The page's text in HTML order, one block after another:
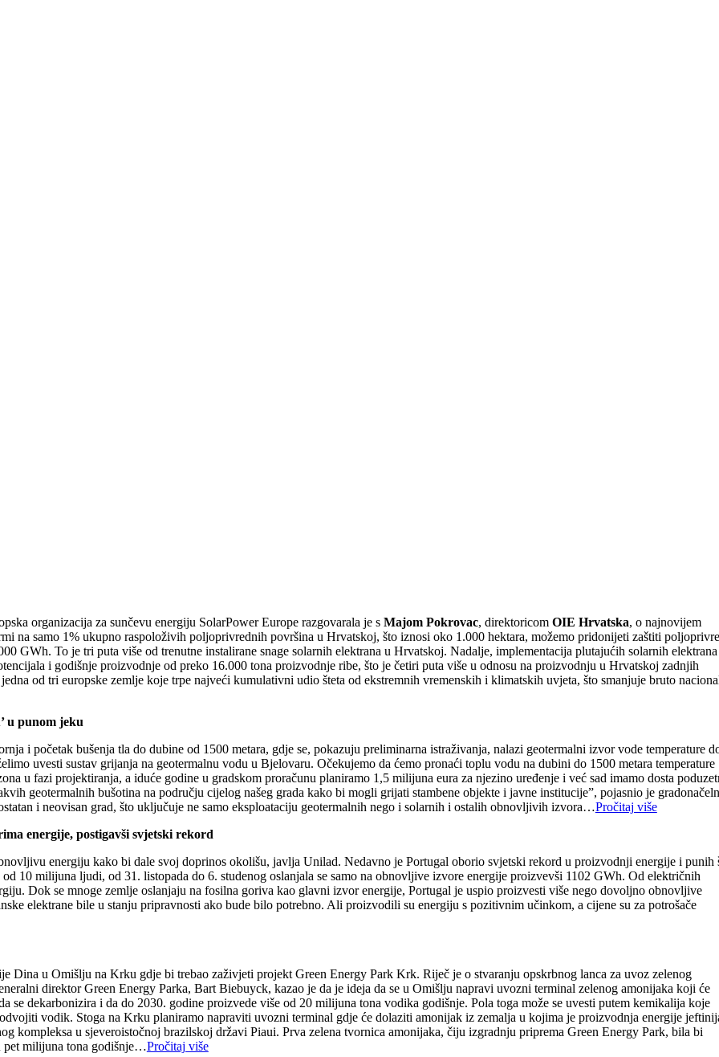
organizacija za sunčevu energiju SolarPower Europe razgovarala je s Majom Pokrovac, direktoricom OIE Hrvatska, o najnovijem
na samo 1% ukupno raspoloživih poljoprivrednih površina u Hrvatskoj, što iznosi oko 1.000 hektara, možemo pridonijeti zaštiti
GWh. To je tri puta više od trenutne instalirane snage solarnih elektrana u Hrvatskoj. Nadalje, implementacija plutajućih solarnih
i godišnje proizvodnje od preko 16.000 tona proizvodnje ribe, što je četiri puta više u odnosu na proizvodnju u Hrvatskoj zadnjih
od tri europske zemlje koje trpe najveći kumulativni udio šteta od ekstremnih vremenskih i klimatskih uvjeta, što smanjuje bruto
u punom jeku
i početak bušenja tla do dubine od 1500 metara, gdje se, pokazuju preliminarna istraživanja, nalazi geotermalni izvor vode temperature
uvesti sustav grijanja na geotermalnu vodu u Bjelovaru. Očekujemo da ćemo pronaći toplu vodu na dubini do 1500 metara temperature
u fazi projektiranja, a iduće godine u gradskom proračunu planiramo 1,5 milijuna eura za njezino uređenje i već sad imamo dosta
geotermalnih bušotina na području cijelog našeg grada kako bi mogli grijati stambene objekte i javne institucije”, pojasnio je
i neovisan grad, što uključuje ne samo eksploataciju geotermalnih nego i solarnih i ostalih obnovljivih izvora…Pročitaj više
energije, postigavši svjetski rekord
energiju kako bi dale svoj doprinos okolišu, javlja Unilad. Nedavno je Portugal oborio svjetski rekord u proizvodnji energije i punih
10 milijuna ljudi, od 31. listopada do 6. studenog oslanjala se samo na obnovljive izvore energije proizvevši 1102 GWh. Od električnih
Dok se mnoge zemlje oslanjaju na fosilna goriva kao glavni izvor energije, Portugal je uspio proizvesti više nego dovoljno obnovljive
elektrane bile u stanju pripravnosti ako bude bilo potrebno. Ali proizvodili su energiju s pozitivnim učinkom, a cijene su za potrošače
Dina u Omišlju na Krku gdje bi trebao zaživjeti projekt Green Energy Park Krk. Riječ je o stvaranju opskrbnog lanca za uvoz zelenog
direktor Green Energy Parka, Bart Biebuyck, kazao je da je ideja da se u Omišlju napravi uvozni terminal zelenog amonijaka koji će
dekarbonizira i da do 2030. godine proizvede više od 20 milijuna tona vodika godišnje. Pola toga može se uvesti putem kemikalija koje
vodik. Stoga na Krku planiramo napraviti uvozni terminal gdje će dolaziti amonijak iz zemalja u kojima je proizvodnja energije
kompleksa u sjeveroistočnoj brazilskoj državi Piaui. Prva zelena tvornica amonijaka, čiju izgradnju priprema Green Energy Park, bila bi
pet milijuna tona godišnje…Pročitaj više